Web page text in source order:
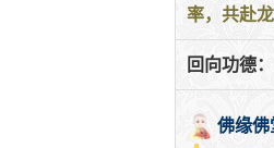
率，共赴
回向功德：
佛缘